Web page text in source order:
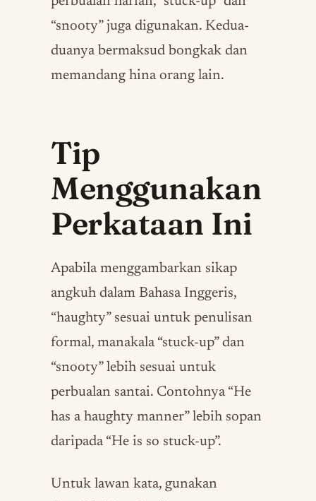
“snooty” juga digunakan. Kedua-
duanya bermaksud bongkak dan
memandang hina orang lain.
Tip
Menggunakan
Perkataan Ini
Apabila menggambarkan sikap
angkuh dalam Bahasa Inggeris,
“haughty” sesuai untuk penulisan
formal, manakala “stuck-up” dan
“snooty” lebih sesuai untuk
perbualan santai. Contohnya “He
has a haughty manner” lebih sopan
daripada “He is so stuck-up”.
Untuk lawan kata, gunakan